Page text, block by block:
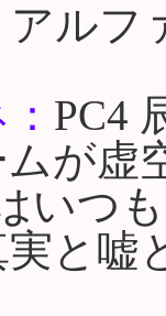
アルフ
PC4
が虚
いつ
と嘘